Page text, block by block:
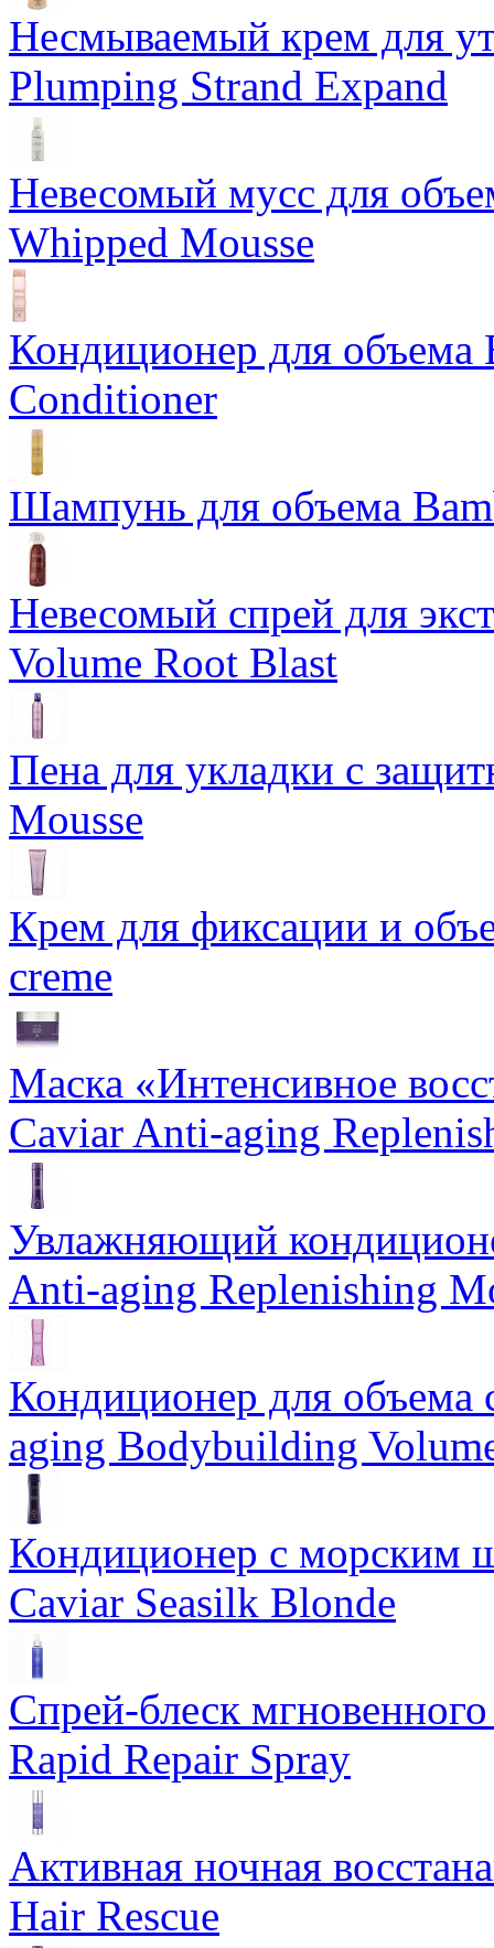
Несмываемый крем для
Plumping Strand Expand
Невесомый мусс для
Whipped Mousse
Кондиционер для объема
Conditioner
Шампунь для объема
Невесомый спрей для
Volume Root Blast
Пена для укладки с
Mousse
Крем для фиксации и
creme
Маска «Интенсивное
Caviar Anti-aging
Увлажняющий
Anti-aging Replenishing
Кондиционер для
aging Bodybuilding
Кондиционер с морским
Caviar Seasilk Blonde
Спрей-блеск
Rapid Repair Spray
Активная ночная
Hair Rescue